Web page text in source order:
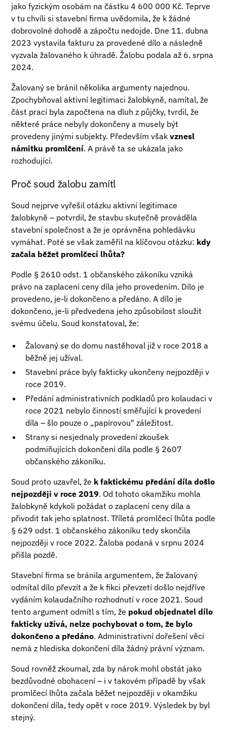
jako fyzickým osobám na částku 4 600 000 Kč. Teprve
v tu chvíli si stavební firma uvědomila, že k žádné
dobrovolné dohodě a zápočtu nedojde. Dne 11. dubna
2023 vystavila fakturu za provedené dílo a následně
vyzvala žalovaného k úhradě. Žalobu podala až 6. srpna
2024.
Žalovaný se bránil několika argumenty najednou.
Zpochybňoval aktivní legitimaci žalobkyně, namítal, že
část prací byla započtena na dluh z půjčky, tvrdil, že
některé práce nebyly dokončeny a musely být
provedeny jinými subjekty. Především všakvznesl
námitku promlčení. A právě ta se ukázala jako
rozhodující.
Proč soud žalobu zamítl
Soud nejprve vyřešil otázku aktivní legitimace
žalobkyně – potvrdil, že stavbu skutečně prováděla
stavební společnost a že je oprávněna pohledávku
vymáhat. Poté se však zaměřil na klíčovou otázku: kdy
začala běžet promlčecí lhůta?
Podle § 2610 odst. 1 občanského zákoníku vzniká
právo na zaplacení ceny díla jeho provedením. Dílo je
provedeno, je-li dokončeno a předáno. A dílo je
dokončeno, je-li předvedena jeho způsobilost sloužit
svému účelu. Soud konstatoval, že:
Žalovaný se do domu nastěhoval již v roce 2018 a
běžně jej užíval.
Stavební práce byly fakticky ukončeny nejpozději v
roce 2019.
Předání administrativních podkladů pro kolaudaci v
roce 2021 nebylo činností směřující k provedení
díla – šlo pouze o „papírovou" záležitost.
Strany si nesjednaly provedení zkoušek
podmiňujících dokončení díla podle § 2607
občanského zákoníku.
Soud proto uzavřel, že k faktickému předání díla došlo
nejpozději v roce 2019. Od tohoto okamžiku mohla
žalobkyně kdykoli požádat o zaplacení ceny díla a
přivodit tak jeho splatnost. Tříletá promlčecí lhůta podle
§ 629 odst. 1 občanského zákoníku tedy skončila
nejpozději v roce 2022. Žaloba podaná v srpnu 2024
přišla pozdě.
Stavební firma se bránila argumentem, že žalovaný
odmítal dílo převzít a že k fikci převzetí došlo nejdříve
vydáním kolaudačního rozhodnutí v roce 2021. Soud
tento argument odmítl s tím, že pokud objednatel dílo
fakticky užívá, nelze pochybovat o tom, že bylo
dokončeno a předáno. Administrativní dořešení věci
nemá z hlediska dokončení díla žádný právní význam.
Soud rovněž zkoumal, zda by nárok mohl obstát jako
bezdůvodné obohacení – i v takovém případě by však
promlčecí lhůta začala běžet nejpozději v okamžiku
dokončení díla, tedy opět v roce 2019. Výsledek by byl
stejný.